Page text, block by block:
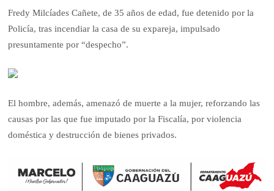
Fredy Milcíades Cañete, de 35 años de edad, fue detenido por la
Policía, tras incendiar la casa de su expareja, impulsado
presuntamente por “despecho”.
El hombre, además, amenazó de muerte a la mujer, reforzando las
causas por las que fue imputado por la Fiscalía, por violencia
doméstica y destrucción de bienes privados.